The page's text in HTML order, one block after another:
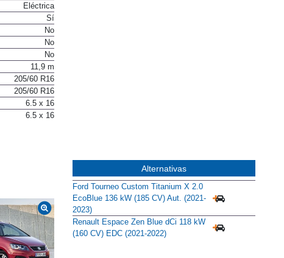
Eléctrica
Sí
No
No
No
11,9 m
205/60 R16
205/60 R16
6.5 x 16
6.5 x 16
Alternativas
Ford Tourneo Custom Titanium X 2.0
EcoBlue 136 kW (185 CV) Aut. (2021-
2023)
Renault Espace Zen Blue dCi 118 kW
(160 CV) EDC (2021-2022)